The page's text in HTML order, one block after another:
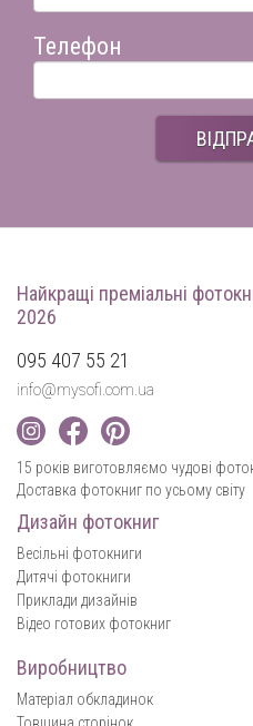
Телефон
Найкращі преміальні
2026
095 407 55 21
info@mysofi.com.ua
15 років виготовляємо чудові
Доставка фотокниг по усьому світу
Дизайн фотокниг
Весільні фотокниги
Дитячі фотокниги
Приклади дизайнів
Відео готових фотокниг
Виробництво
Матеріал обкладинок